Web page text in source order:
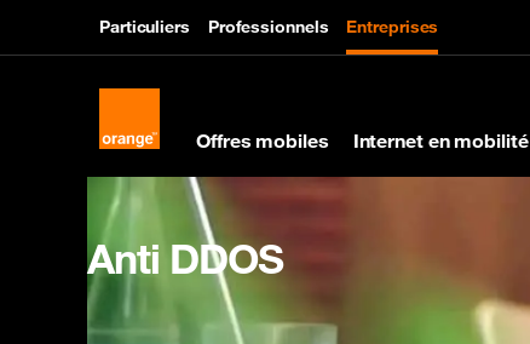
Particuliers Professionnels Entreprises
Offres mobiles Internet en mobilité
Anti DDOS